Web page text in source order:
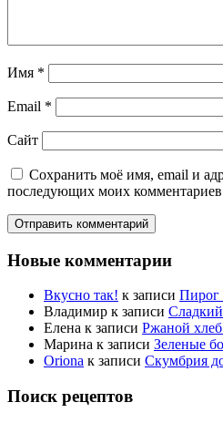
Имя *
Email *
Сайт
Сохранить моё имя, email и
последующих моих
Новые комментарии
Вкусно так! к записи Пирог
Владимир к записи
Елена к записи Ржаной
Марина к записи Зеленые
Oriona к записи Скумбрия
Поиск рецептов